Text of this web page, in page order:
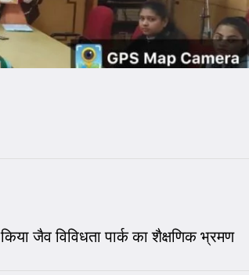
जैव विविधता पार्क का शैक्षणिक भ्रमण